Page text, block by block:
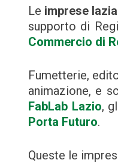
Le imprese
supporto di
Commercio di
Fumetterie,
animazione, e
FabLab Lazio,
Porta Futuro.
Queste le